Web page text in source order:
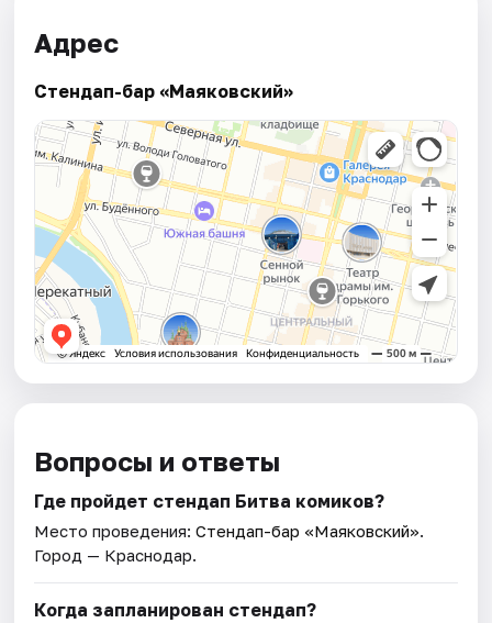
Адрес
Стендап-бар «Маяковский»
Вопросы и ответы
Где пройдет стендап Битва комиков?
Место проведения:Стендап-бар «Маяковский».
Город — Краснодар.
Когда запланирован стендап?